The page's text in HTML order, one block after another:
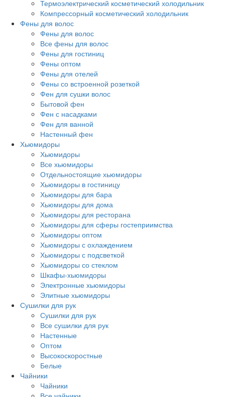
Термоэлектрический косметический холодильник
Компрессорный косметический холодильник
Фены для волос
Фены для волос
Все фены для волос
Фены для гостиниц
Фены оптом
Фены для отелей
Фены со встроенной розеткой
Фен для сушки волос
Бытовой фен
Фен с насадками
Фен для ванной
Настенный фен
Хьюмидоры
Хьюмидоры
Все хьюмидоры
Отдельностоящие хьюмидоры
Хьюмидоры в гостиницу
Хьюмидоры для бара
Хьюмидоры для дома
Хьюмидоры для ресторана
Хьюмидоры для сферы гостеприимства
Хьюмидоры оптом
Хьюмидоры с охлаждением
Хьюмидоры с подсветкой
Хьюмидоры со стеклом
Шкафы-хьюмидоры
Электронные хьюмидоры
Элитные хьюмидоры
Сушилки для рук
Сушилки для рук
Все сушилки для рук
Настенные
Оптом
Высокоскоростные
Белые
Чайники
Чайники